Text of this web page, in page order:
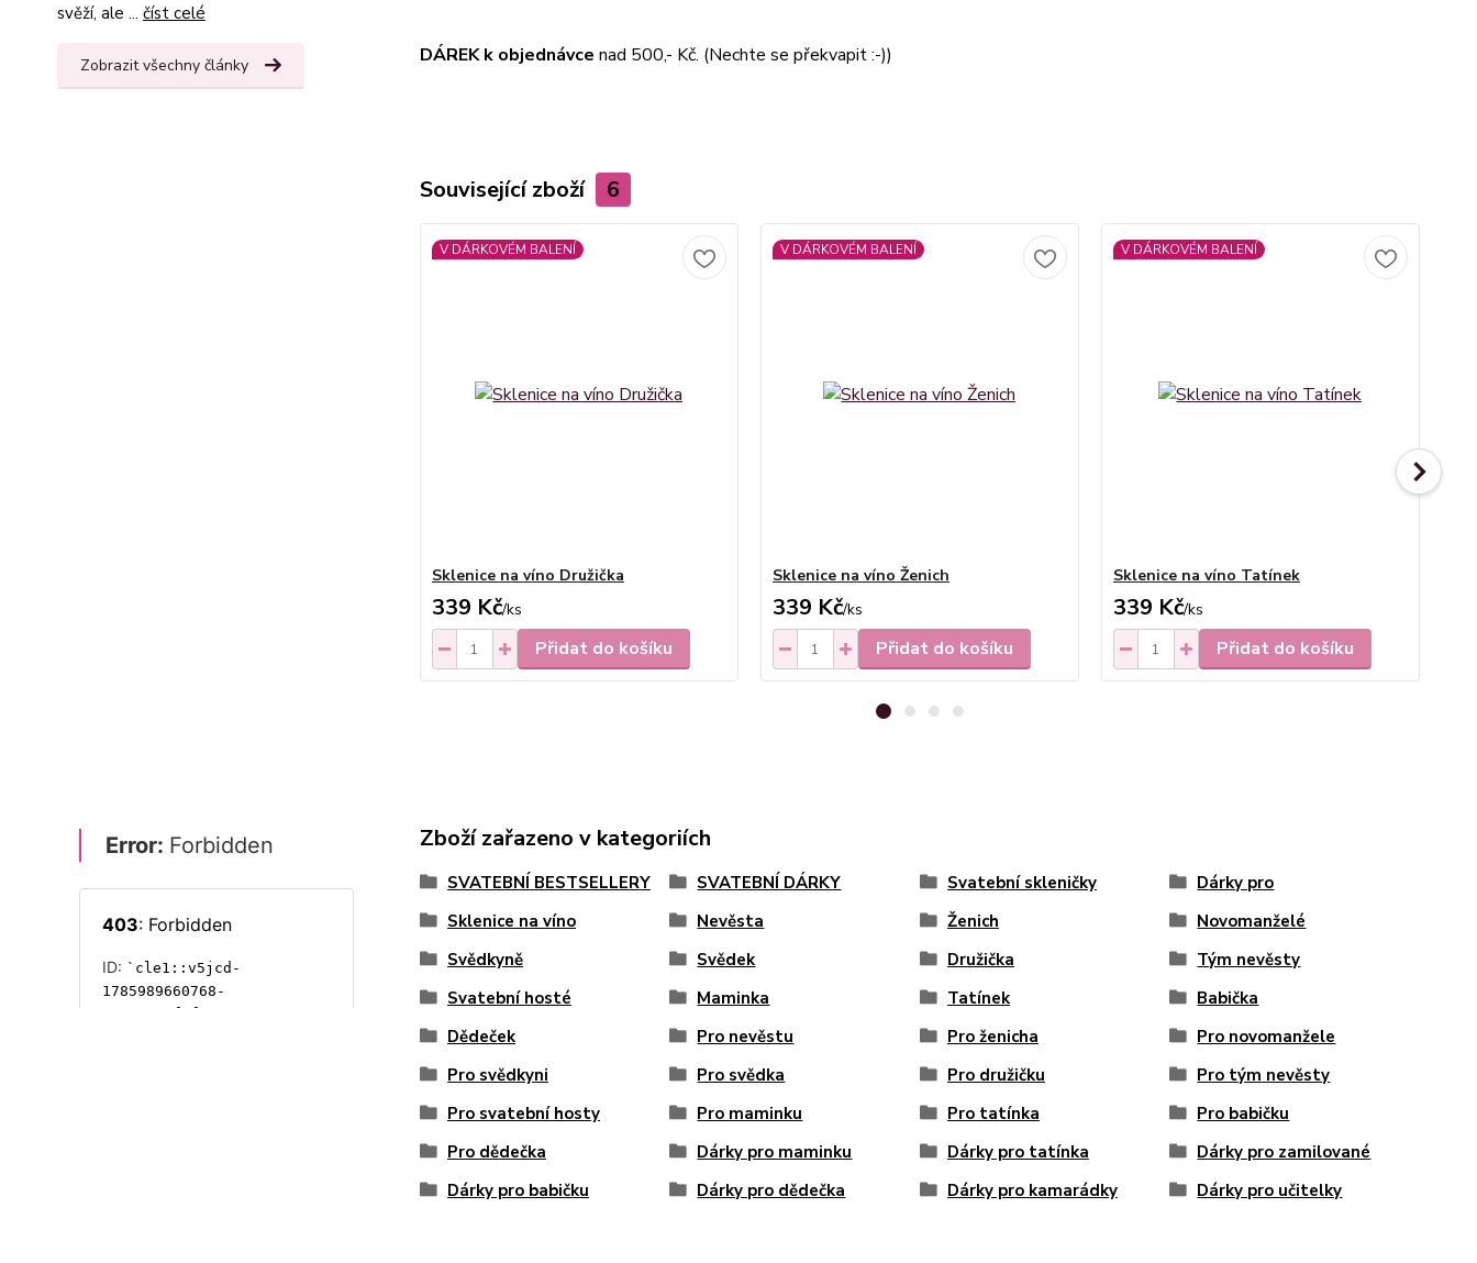
svěží, ale ... číst celé
Zobrazit všechny články DÁREK k objednávce nad 500,- Kč. (Nechte se překvapit :-))
Související zboží 6
V DÁRKOVÉM BALENÍ
Sklenice na víno Družička
339 Kč/ks
Přidat do košíku
V DÁRKOVÉM BALENÍ
Sklenice na víno Ženich
339 Kč/ks
Přidat do košíku
V DÁRKOVÉM BALENÍ
Sklenice na víno Tatínek
339 Kč/ks
Přidat do košíku
Zboží zařazeno v kategoriích
SVATEBNÍ BESTSELLERY SVATEBNÍ DÁRKY Svatební skleničky
Dárky pro
Sklenice na víno
Nevěsta Ženich
Novomanželé
Svědkyně
Svědek Družička
Tým nevěsty
Svatební hosté
Maminka Tatínek
Babička
Dědeček
Pro nevěstu Pro ženicha
Pro novomanžele
Pro svědkyni
Pro svědka Pro družičku
Pro tým nevěsty
Pro svatební hosty
Pro maminku Pro tatínka
Pro babičku
Pro dědečka
Dárky pro maminku Dárky pro tatínka
Dárky pro zamilované
Dárky pro babičku
Dárky pro dědečka Dárky pro kamarádky Dárky pro učitelky